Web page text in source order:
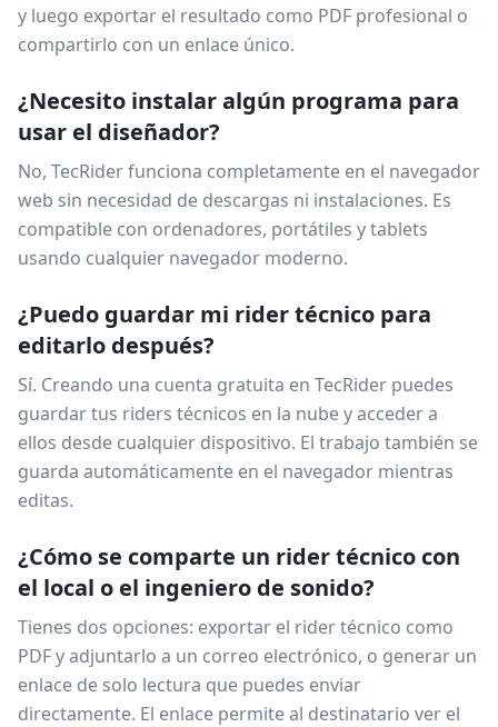
y luego exportar el resultado como PDF profesional o
compartirlo con un enlace único.
¿Necesito instalar algún programa para
usar el diseñador?
No, TecRider funciona completamente en el navegador
web sin necesidad de descargas ni instalaciones. Es
compatible con ordenadores, portátiles y tablets
usando cualquier navegador moderno.
¿Puedo guardar mi rider técnico para
editarlo después?
Sí. Creando una cuenta gratuita en TecRider puedes
guardar tus riders técnicos en la nube y acceder a
ellos desde cualquier dispositivo. El trabajo también se
guarda automáticamente en el navegador mientras
editas.
¿Cómo se comparte un rider técnico con
el local o el ingeniero de sonido?
Tienes dos opciones: exportar el rider técnico como
PDF y adjuntarlo a un correo electrónico, o generar un
enlace de solo lectura que puedes enviar
directamente. El enlace permite al destinatario ver el